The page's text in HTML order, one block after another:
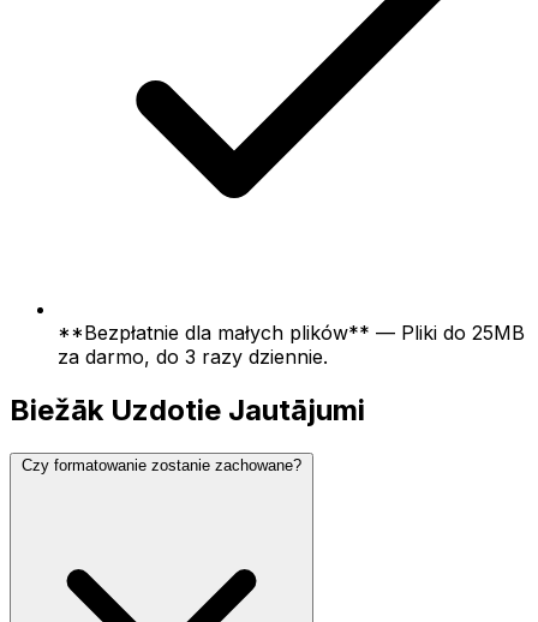
**Bezpłatnie dla małych plików** — Pliki do 25MB
za darmo, do 3 razy dziennie.
Biežāk Uzdotie Jautājumi
Czy formatowanie zostanie zachowane?